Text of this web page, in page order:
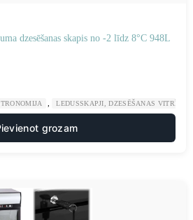
dzesēšanas skapis no -2 līdz 8°C 948L
LEDUSSKAPJI, DZESĒŠANAS VITRĪNAS
grozam